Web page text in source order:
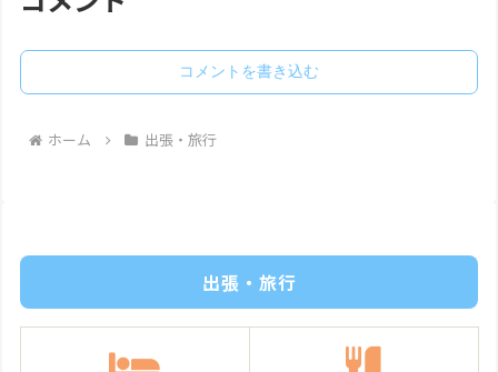
コメントを書き込む
ホーム 出張・旅行
出張・旅行